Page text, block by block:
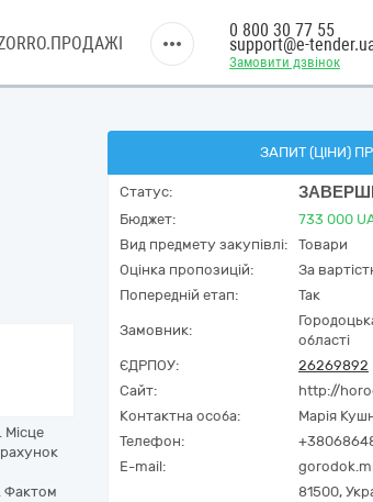
Замовити дзвінок
0 800 30 77 55
support@e-
Місце
Фактом
ЗАПИТ (ЦІНИ)
Статус:
Бюджет: 733 000
Вид предмету закупівлі:
Товари
Оцінка пропозицій:
За
Попередній етап:
Так
Замовник:
області
ЄДРПОУ:
26269892
Сайт:
http://
Контактна особа:
Марія
Телефон:
E-mail:
81500,